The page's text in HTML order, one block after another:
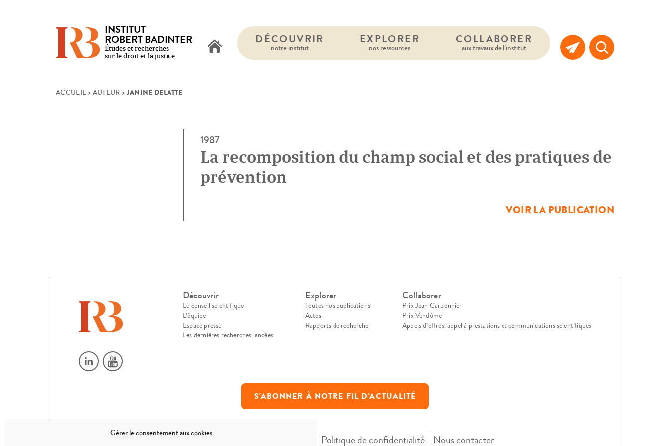
Gérer le consentement aux cookies
INSTITUT
ROBERT BADINTER
Études et recherches
sur le droit et la justice
DÉCOUVRIR
notre institut
EXPLORER
nos ressources
COLLABORER
aux travaux de l’institut
ACCUEIL > AUTEUR > JANINE DELATTE
1987
La recomposition du champ social et des pratiques de
prévention
VOIR LA PUBLICATION
Découvrir
Le conseil scientifique
L’équipe
Espace presse
Les dernières recherches lancées
Explorer
Toutes nos publications
Actes
Rapports de recherche
Collaborer
Prix Jean Carbonnier
Prix Vendôme
Appels d’offres, appel à prestations et communications scientifiques
S'ABONNER À NOTRE FIL D'ACTUALITÉ
© 2026 Politique de confidentialité Nous contacter